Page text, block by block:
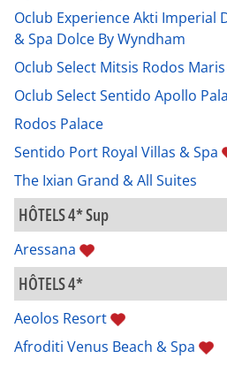
Oclub Experience Akti Imperial
& Spa Dolce By Wyndham
Oclub Select Mitsis Rodos Maris
Oclub Select Sentido Apollo
Rodos Palace
Sentido Port Royal Villas & Spa
The Ixian Grand & All Suites
HÔTELS 4* Sup
Aressana
HÔTELS 4*
Aeolos Resort
Afroditi Venus Beach & Spa